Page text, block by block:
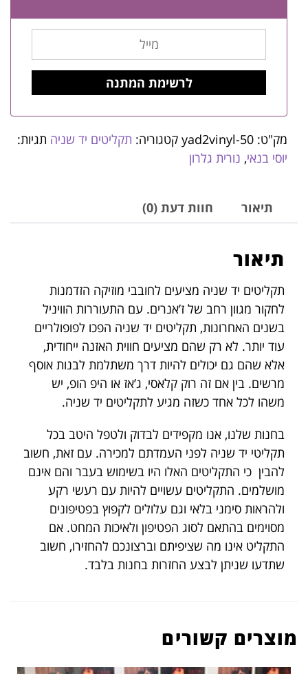
מק"ט: yad2vinyl-50 קטגוריה: תקליטים יד שניה תגיות:
יוסי בנאי, נורית גלרון
תיאור חוות דעת (0)
תיאור
תקליטים יד שניה מציעים לחובבי מוזיקה הזדמנות
לחקור מגוון רחב של ז’אנרים. עם התעוררות הוויניל
בשנים האחרונות, תקליטים יד שניה הפכו לפופולריים
עוד יותר. לא רק שהם מציעים חווית האזנה ייחודית,
אלא שהם גם יכולים להיות דרך משתלמת לבנות אוסף
מרשים. בין אם זה רוק קלאסי, ג’אז או היפ הופ, יש
משהו לכל אחד כשזה מגיע לתקליטים יד שניה.
בחנות שלנו, אנו מקפידים לבדוק ולטפל היטב בכל
תקליטי יד שניה לפני העמדתם למכירה. עם זאת, חשוב
להבין כי התקליטים האלו היו בשימוש בעבר והם אינם
מושלמים. התקליטים עשויים להיות עם רעשי רקע
ולהראות סימני בלאי וגם עלולים לקפוץ בפטיפונים
מסוימים בהתאם לסוג הפטיפון ולאיכות המחט. אם
התקליט אינו מה שציפיתם וברצונכם להחזירו, חשוב
שתדעו שניתן לבצע החזרות בחנות בלבד.
מוצרים קשורים